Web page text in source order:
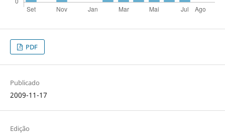
PDF
Publicado
2009-11-17
Edição